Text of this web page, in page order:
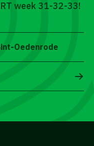
week 31-32-33!
Oedenrode